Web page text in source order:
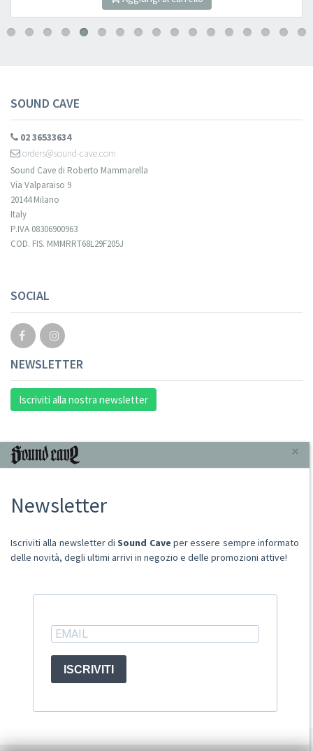
SOUND CAVE
02 36533634
orders@sound-cave.com
Sound Cave di Roberto Mammarella
Via Valparaiso 9
20144 Milano
Italy
P.IVA 08306900963
COD. FIS. MMMRRT68L29F205J
SOCIAL
NEWSLETTER
Iscriviti alla nostra newsletter
INFORMAZIONI
Punto Vendita
Spese postali
Domande Comuni
Ritiro merce in sede
ACCOUNT
© Sound Cave 2026 -Info privacy
×
Newsletter
Iscriviti alla newsletter diSound Cave per essere sempre informato
delle novità, degli ultimi arrivi in negozio e delle promozioni attive!
ISCRIVITI